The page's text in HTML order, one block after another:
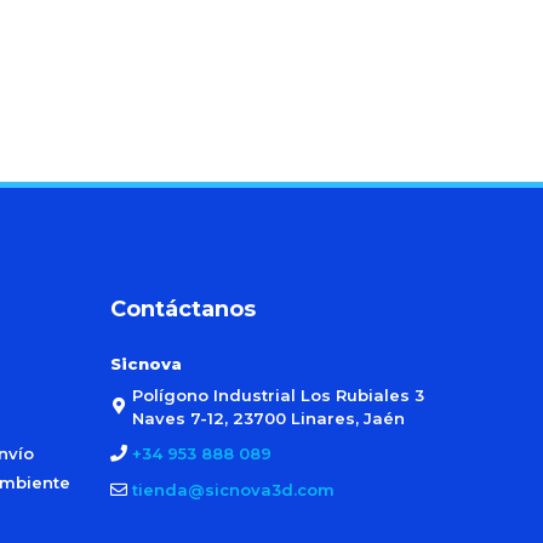
Contáctanos
Sicnova
Polígono Industrial Los Rubiales 3
Naves 7-12, 23700 Linares, Jaén
+34 953 888 089
tienda@sicnova3d.com